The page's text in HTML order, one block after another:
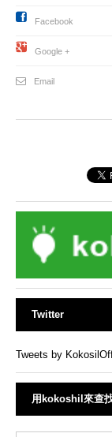
Facebook
Google +
Email
Twitter
Tweets by
用kokoshil來查